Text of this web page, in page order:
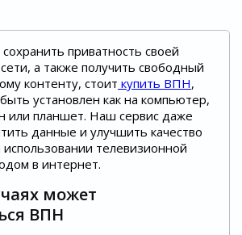
приватность своей
а также получить свободный
контенту, стоит купить ВПН,
установлен как на компьютер,
или планшет. Наш сервис даже
данные и улучшить качество
телевизионной
в интернет.
может
ВПН